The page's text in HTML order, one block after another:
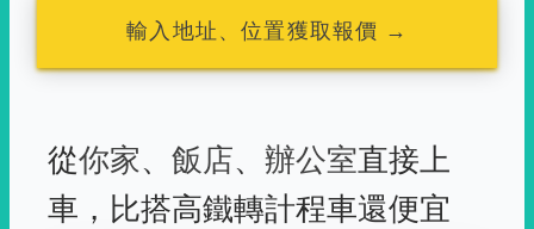
輸入地址、位置獲取報價 →
從你家、 飯店、 辦公室直接上
車， 比搭高鐵轉計程車還便宜